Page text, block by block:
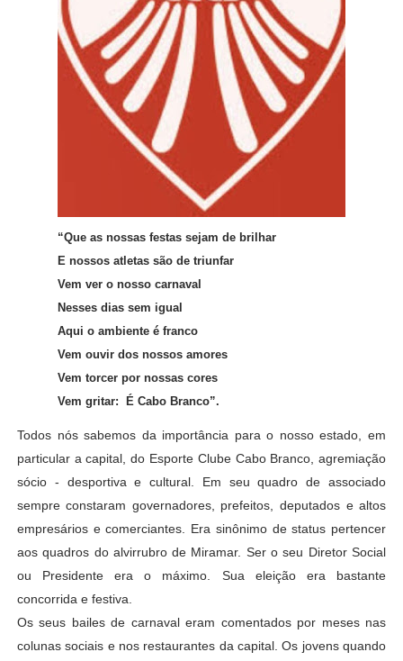
“Que as nossas festas sejam de brilhar
E nossos atletas são de triunfar
Vem ver o nosso carnaval
Nesses dias sem igual
Aqui o ambiente é franco
Vem ouvir dos nossos amores
Vem torcer por nossas cores
Vem gritar: É Cabo Branco”.
Todos nós sabemos da importância para o nosso estado, em
particular a capital, do Esporte Clube Cabo Branco, agremiação
sócio - desportiva e cultural. Em seu quadro de associado
sempre constaram governadores, prefeitos, deputados e altos
empresários e comerciantes. Era sinônimo de status pertencer
aos quadros do alvirrubro de Miramar. Ser o seu Diretor Social
ou Presidente era o máximo. Sua eleição era bastante
concorrida e festiva.
Os seus bailes de carnaval eram comentados por meses nas
colunas sociais e nos restaurantes da capital. Os jovens quando